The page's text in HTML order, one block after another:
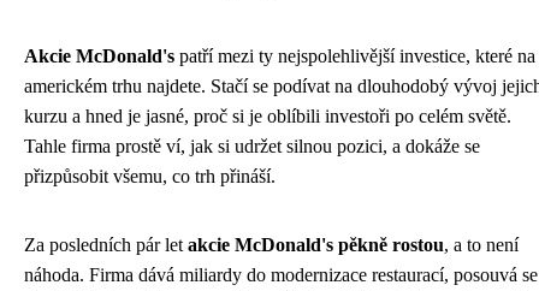
Akcie McDonald's patří mezi ty nejspolehlivější investice, které na
americkém trhu najdete. Stačí se podívat na dlouhodobý vývoj
kurzu a hned je jasné, proč si je oblíbili investoři po celém světě.
Tahle firma prostě ví, jak si udržet silnou pozici, a dokáže se
přizpůsobit všemu, co trh přináší.
Za posledních pár let akcie McDonald's pěkně rostou, a to není
náhoda. Firma dává miliardy do modernizace restaurací, posouvá se